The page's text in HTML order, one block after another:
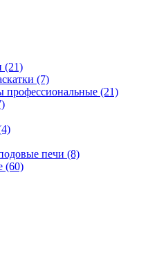
(21)
(7)
профессиональные (21)
печи (8)
(60)